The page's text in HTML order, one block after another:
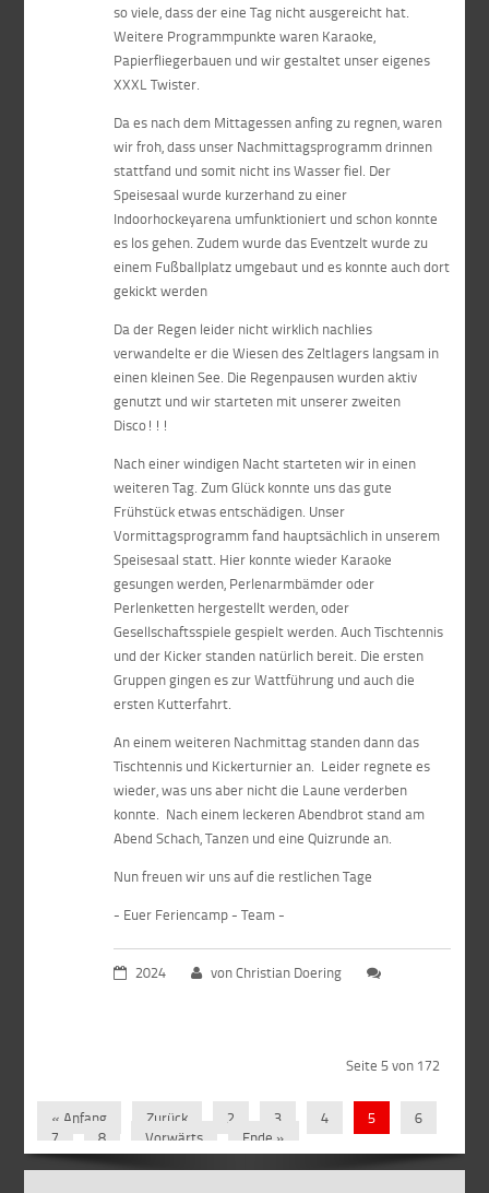
so viele, dass der eine Tag nicht ausgereicht hat.
Weitere Programmpunkte waren Karaoke,
Papierfliegerbauen und wir gestaltet unser eigenes
XXXL Twister.
Da es nach dem Mittagessen anfing zu regnen, waren
wir froh, dass unser Nachmittagsprogramm drinnen
stattfand und somit nicht ins Wasser fiel. Der
Speisesaal wurde kurzerhand zu einer
Indoorhockeyarena umfunktioniert und schon konnte
es los gehen. Zudem wurde das Eventzelt wurde zu
einem Fußballplatz umgebaut und es konnte auch dort
gekickt werden
Da der Regen leider nicht wirklich nachlies
verwandelte er die Wiesen des Zeltlagers langsam in
einen kleinen See. Die Regenpausen wurden aktiv
genutzt und wir starteten mit unserer zweiten
Disco!!!
Nach einer windigen Nacht starteten wir in einen
weiteren Tag. Zum Glück konnte uns das gute
Frühstück etwas entschädigen. Unser
Vormittagsprogramm fand hauptsächlich in unserem
Speisesaal statt. Hier konnte wieder Karaoke
gesungen werden, Perlenarmbämder oder
Perlenketten hergestellt werden, oder
Gesellschaftsspiele gespielt werden. Auch Tischtennis
und der Kicker standen natürlich bereit. Die ersten
Gruppen gingen es zur Wattführung und auch die
ersten Kutterfahrt.
An einem weiteren Nachmittag standen dann das
Tischtennis und Kickerturnier an. Leider regnete es
wieder, was uns aber nicht die Laune verderben
konnte. Nach einem leckeren Abendbrot stand am
Abend Schach, Tanzen und eine Quizrunde an.
Nun freuen wir uns auf die restlichen Tage
- Euer Feriencamp - Team -
2024 von Christian Doering
Seite 5 von 172
« Anfang Zurück 2 3 4 5
6
7
8 Vorwärts Ende »